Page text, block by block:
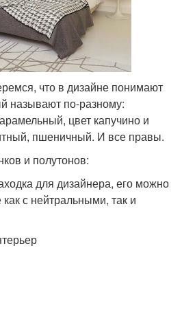
что в дизайне понимают
называют по-разному:
цвет капучино и
пшеничный. И все правы.
и полутонов:
для дизайнера, его можно
с нейтральными, так и